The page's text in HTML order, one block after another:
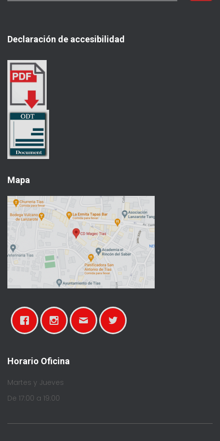
r
Declaración de accesibilidad
Mapa
Horario Oficina
Martes y Jueves
De 17:00 a 19:00